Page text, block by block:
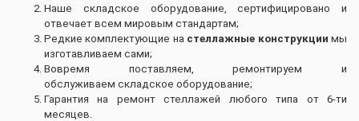
Наше складское оборудование, сертифицировано и
отвечает всем мировым стандартам;
Редкие комплектующие на стеллажные конструкции мы
изготавливаем сами;
Вовремя поставляем, ремонтируем и
обслуживаем складское оборудование;
Гарантия на ремонт стеллажей любого типа от 6-ти
месяцев.